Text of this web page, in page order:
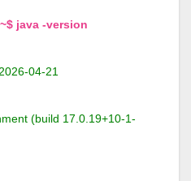
java -version
04-21
(build 17.0.19+10-1-